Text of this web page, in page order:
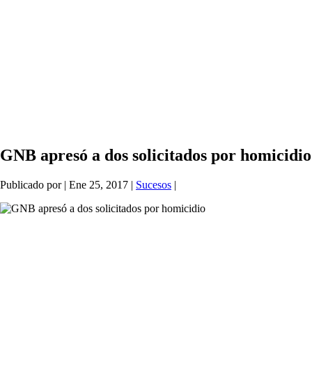
GNB apresó a dos solicitados por homicidio
Publicado por | Ene 25, 2017 | Sucesos |